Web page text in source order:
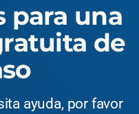
para una
de
ayuda, por favor